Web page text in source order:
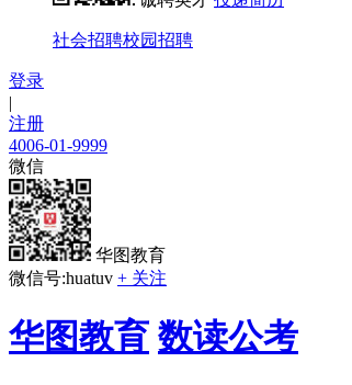
社会招聘校园招聘
登录
|
注册
4006-01-9999
微信
华图教育
微信号:huatuv + 关注
华图教育 数读公考